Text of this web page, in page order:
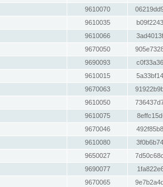
9610070
9610035
9610066
9670050
9690093
9610015
9670063
9610050
9610075
9670046
9610080
9650027
9690077
9670065